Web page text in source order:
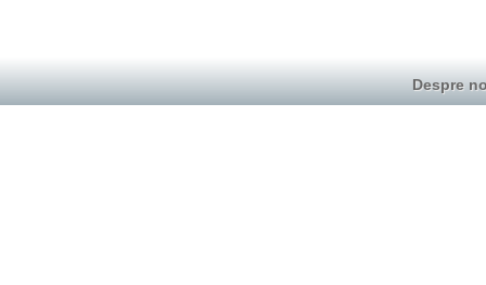
Despre